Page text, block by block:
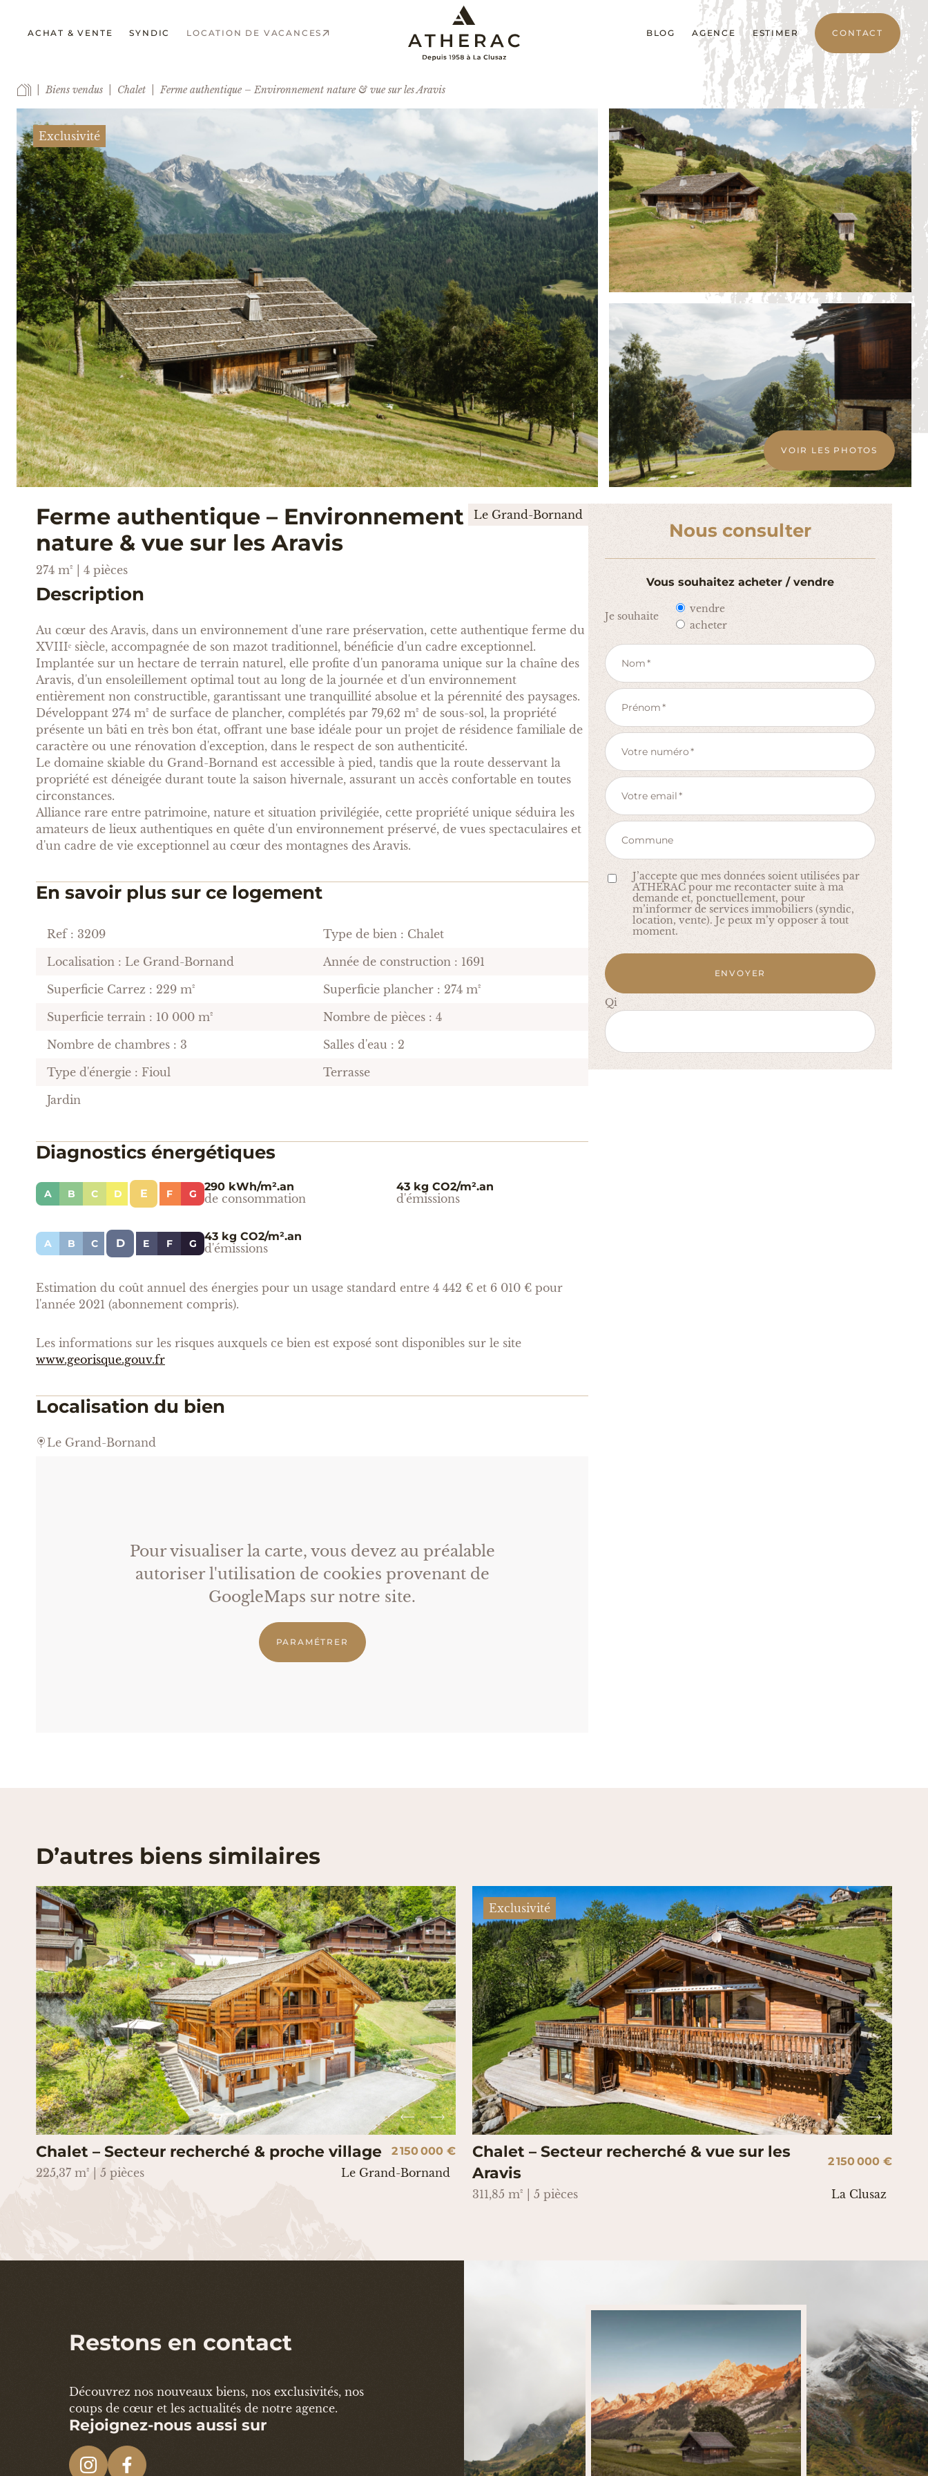
ACHAT & VENTE SYNDIC LOCATION DE VACANCES BLOG AGENCE ESTIMER CONTACT
Biens vendus Chalet Ferme authentique – Environnement nature & vue sur les Aravis
Exclusivité
VOIR LES PHOTOS
Ferme authentique – Environnement
nature & vue sur les Aravis
Le Grand-Bornand
274 m² | 4 pièces
Description
Au cœur des Aravis, dans un environnement d'une rare préservation, cette authentique ferme du
XVIIIᵉ siècle, accompagnée de son mazot traditionnel, bénéficie d'un cadre exceptionnel.
Implantée sur un hectare de terrain naturel, elle profite d'un panorama unique sur la chaîne des
Aravis, d'un ensoleillement optimal tout au long de la journée et d'un environnement
entièrement non constructible, garantissant une tranquillité absolue et la pérennité des paysages.
Développant 274 m² de surface de plancher, complétés par 79,62 m² de sous-sol, la propriété
présente un bâti en très bon état, offrant une base idéale pour un projet de résidence familiale de
caractère ou une rénovation d'exception, dans le respect de son authenticité.
Le domaine skiable du Grand-Bornand est accessible à pied, tandis que la route desservant la
propriété est déneigée durant toute la saison hivernale, assurant un accès confortable en toutes
circonstances.
Alliance rare entre patrimoine, nature et situation privilégiée, cette propriété unique séduira les
amateurs de lieux authentiques en quête d'un environnement préservé, de vues spectaculaires et
d'un cadre de vie exceptionnel au cœur des montagnes des Aravis.
En savoir plus sur ce logement
Ref : 3209
Type de bien : Chalet
Localisation : Le Grand-Bornand
Année de construction : 1691
Superficie Carrez : 229 m²
Superficie plancher : 274 m²
Superficie terrain : 10 000 m²
Nombre de pièces : 4
Nombre de chambres : 3
Salles d'eau : 2
Type d'énergie : Fioul
Terrasse
Jardin
Diagnostics énergétiques
A B C D E F G
290 kWh/m².an
de consommation
43 kg CO2/m².an
d'émissions
A B C D E F G
43 kg CO2/m².an
d'émissions
Estimation du coût annuel des énergies pour un usage standard entre 4 442 € et 6 010 € pour
l'année 2021 (abonnement compris).
Les informations sur les risques auxquels ce bien est exposé sont disponibles sur le site
www.georisque.gouv.fr
Localisation du bien
Le Grand-Bornand
Pour visualiser la carte, vous devez au préalable
autoriser l'utilisation de cookies provenant de
GoogleMaps sur notre site.
PARAMÉTRER
Nous consulter
Vous souhaitez acheter / vendre
Je souhaite
vendre
acheter
Nom
Prénom
Votre numéro
Votre email
Commune
J’accepte que mes données soient utilisées par
ATHERAC pour me recontacter suite à ma
demande et, ponctuellement, pour
m’informer de services immobiliers (syndic,
location, vente). Je peux m’y opposer à tout
moment.
ENVOYER
Qi
D’autres biens similaires
Chalet – Secteur recherché & proche village 2 150 000 €
225,37 m² | 5 pièces Le Grand-Bornand
Exclusivité
Chalet – Secteur recherché & vue sur les
Aravis
2 150 000 €
311,85 m² | 5 pièces La Clusaz
Restons en contact
Découvrez nos nouveaux biens, nos exclusivités, nos
coups de cœur et les actualités de notre agence.
Rejoignez-nous aussi sur